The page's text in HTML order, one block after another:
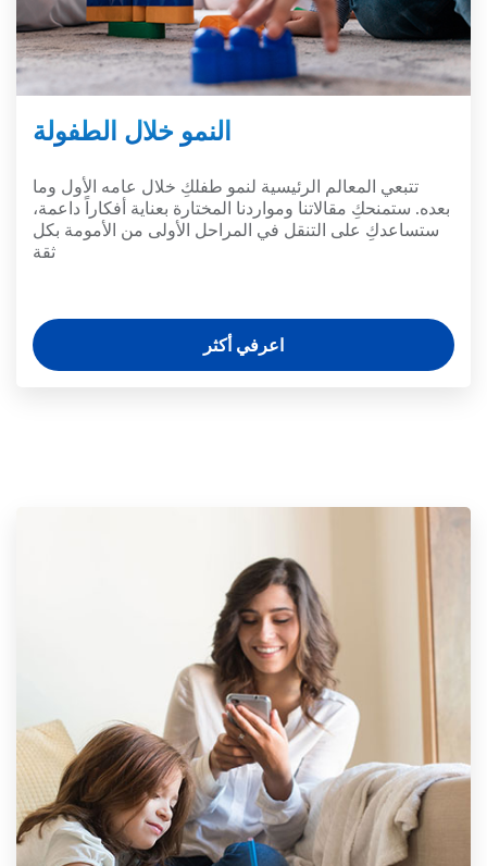
النمو خلال الطفولة
تتبعي المعالم الرئيسية لنمو طفلكِ خلال عامه الأول وما
بعده. ستمنحكِ مقالاتنا ومواردنا المختارة بعناية أفكاراً داعمة،
ستساعدكِ على التنقل في المراحل الأولى من الأمومة بكل
ثقة
اعرفي أكثر